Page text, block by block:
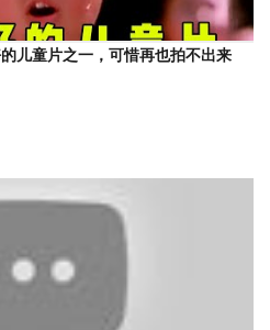
儿童片之一，可惜再也拍不出来